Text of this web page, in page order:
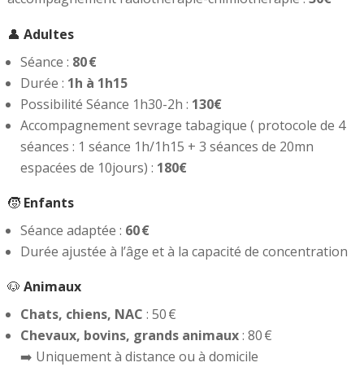
👤 Adultes
Séance : 80 €
Durée : 1h à 1h15
Possibilité Séance 1h30-2h : 130€
Accompagnement sevrage tabagique ( protocole de 4
séances : 1 séance 1h/1h15 + 3 séances de 20mn
espacées de 10jours) : 180€
🧒 Enfants
Séance adaptée : 60 €
Durée ajustée à l’âge et à la capacité de concentration
🐶 Animaux
Chats, chiens, NAC : 50 €
Chevaux, bovins, grands animaux: 80 €
➡️ Uniquement à distance ou à domicile